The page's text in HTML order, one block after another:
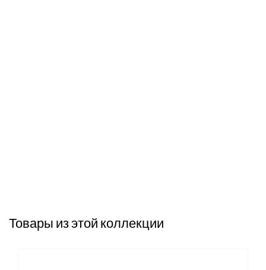
Товары из этой коллекции